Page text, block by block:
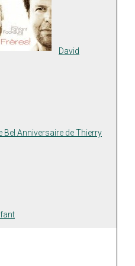
David
Bel Anniversaire de Thierry